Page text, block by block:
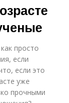
просто
если
если это
уже
прочными